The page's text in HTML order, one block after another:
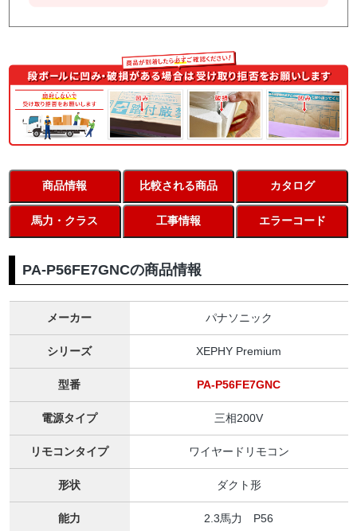
商品情報 比較される商品 カタログ
馬力・クラス 工事情報 エラーコード
PA-P56FE7GNCの商品情報
メーカー パナソニック
シリーズ XEPHY Premium
型番 PA-P56FE7GNC
電源タイプ 三相200V
リモコンタイプ ワイヤードリモコン
形状 ダクト形
能力 2.3馬力 P56